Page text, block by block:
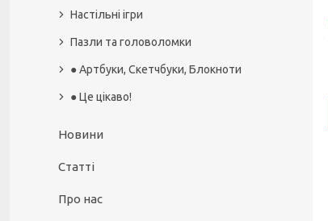
Настільні ігри
Пазли та головоломки
● Артбуки, Скетчбуки, Блокноти
● Це цікаво!
Новини
Статті
Про нас